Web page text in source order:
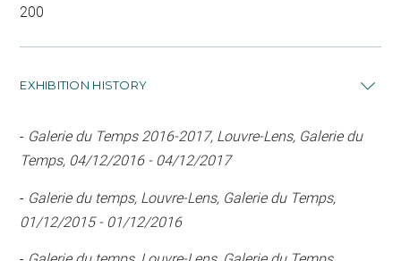
200
EXHIBITION HISTORY
- Galerie du Temps 2016-2017, Louvre-Lens, Galerie du
Temps, 04/12/2016 - 04/12/2017
- Galerie du temps, Louvre-Lens, Galerie du Temps,
01/12/2015 - 01/12/2016